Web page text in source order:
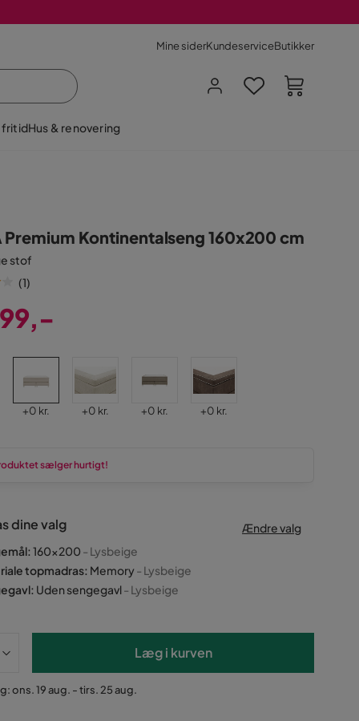
Mine siderKundeserviceButikker
fritidHus & renovering
Premium Kontinentalseng 160x200 cm
stof
(1)
Pris
+0 kr. Pris
+0 kr. Pris
+0 kr. Pris
+0 kr.
sælger hurtigt!
dine valg
Ændre valg
:160x200 - Lysbeige
topmadras: Memory- Lysbeige
: Uden sengegavl- Lysbeige
Læg i kurven
ons. 19 aug. - tirs. 25 aug.